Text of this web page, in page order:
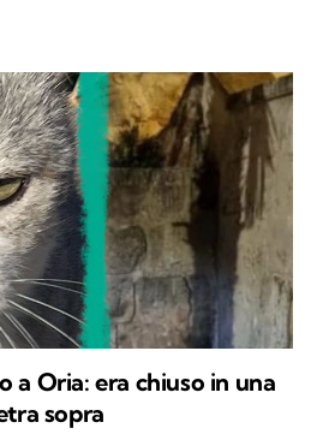
a Oria: era chiuso in una
sopra